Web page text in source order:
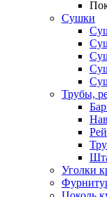
Сушки
Трубы,
Уголки